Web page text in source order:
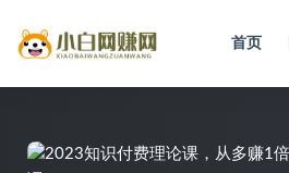
首页